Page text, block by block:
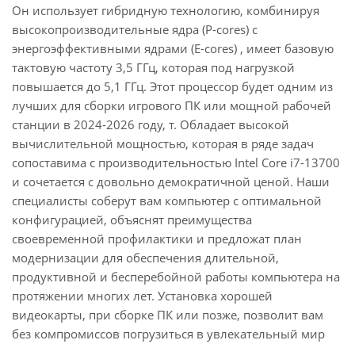
Он использует гибридную технологию, комбинируя
высокопроизводительные ядра (P-cores) с
энергоэффективными ядрами (E-cores) , имеет базовую
тактовую частоту 3,5 ГГц, которая под нагрузкой
повышается до 5,1 ГГц. Этот процессор будет одним из
лучших для сборки игрового ПК или мощной рабочей
станции в 2024-2026 году, т. Обладает высокой
вычислительной мощностью, которая в ряде задач
сопоставима с производительностью Intel Core i7-13700
и сочетается с довольно демократичной ценой. Наши
специалисты соберут вам компьютер с оптимальной
конфигурацией, объяснят преимущества
своевременной профилактики и предложат план
модернизации для обеспечения длительной,
продуктивной и бесперебойной работы компьютера на
протяжении многих лет. Установка хорошей
видеокарты, при сборке ПК или позже, позволит вам
без компромиссов погрузиться в увлекательный мир